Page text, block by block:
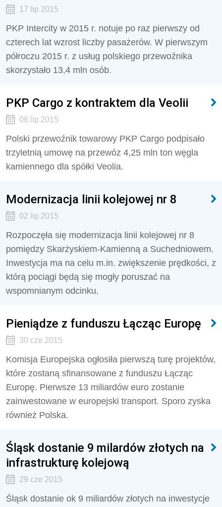
17 lip 2015
PKP Intercity w 2015 r. notuje po raz pierwszy od
czterech lat wzrost liczby pasażerów. W pierwszym
półroczu 2015 r. z usług polskiego przewoźnika
skorzystało 13,4 mln osób.
PKP Cargo z kontraktem dla Veolii
06 lip 2015
Polski przewoźnik towarowy PKP Cargo podpisało
trzyletnią umowę na przewóz 4,25 mln ton węgla
kamiennego dla spółki Veolia.
Modernizacja linii kolejowej nr 8
02 lip 2015
Rozpoczęła się modernizacja linii kolejowej nr 8
pomiędzy Skarżyskiem-Kamienną a Suchedniowem.
Inwestycja ma na celu m.in. zwiększenie prędkości, z
którą pociągi będą się mogły poruszać na
wspomnianym odcinku.
Pieniądze z funduszu Łącząc Europę
30 cze 2015
Komisja Europejska ogłosiła pierwszą turę projektów,
które zostaną sfinansowane z funduszu Łącząc
Europę. Pierwsze 13 miliardów euro zostanie
zainwestowane w europejski transport. Sporo zyska
również Polska.
Śląsk dostanie 9 milardów złotych na
infrastrukturę kolejową
29 cze 2015
Śląsk dostanie ok 9 miliardów złotych na inwestycje